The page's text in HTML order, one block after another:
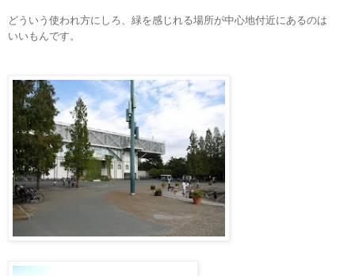
どういう使われ方にしろ、緑を感じれる場所が中心地付近にあるのは
いいもんです。